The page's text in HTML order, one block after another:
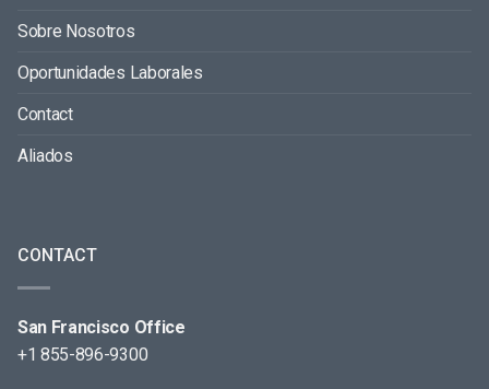
Sobre Nosotros
Oportunidades Laborales
Contact
Aliados
CONTACT
San Francisco Office
+1 855-896-9300